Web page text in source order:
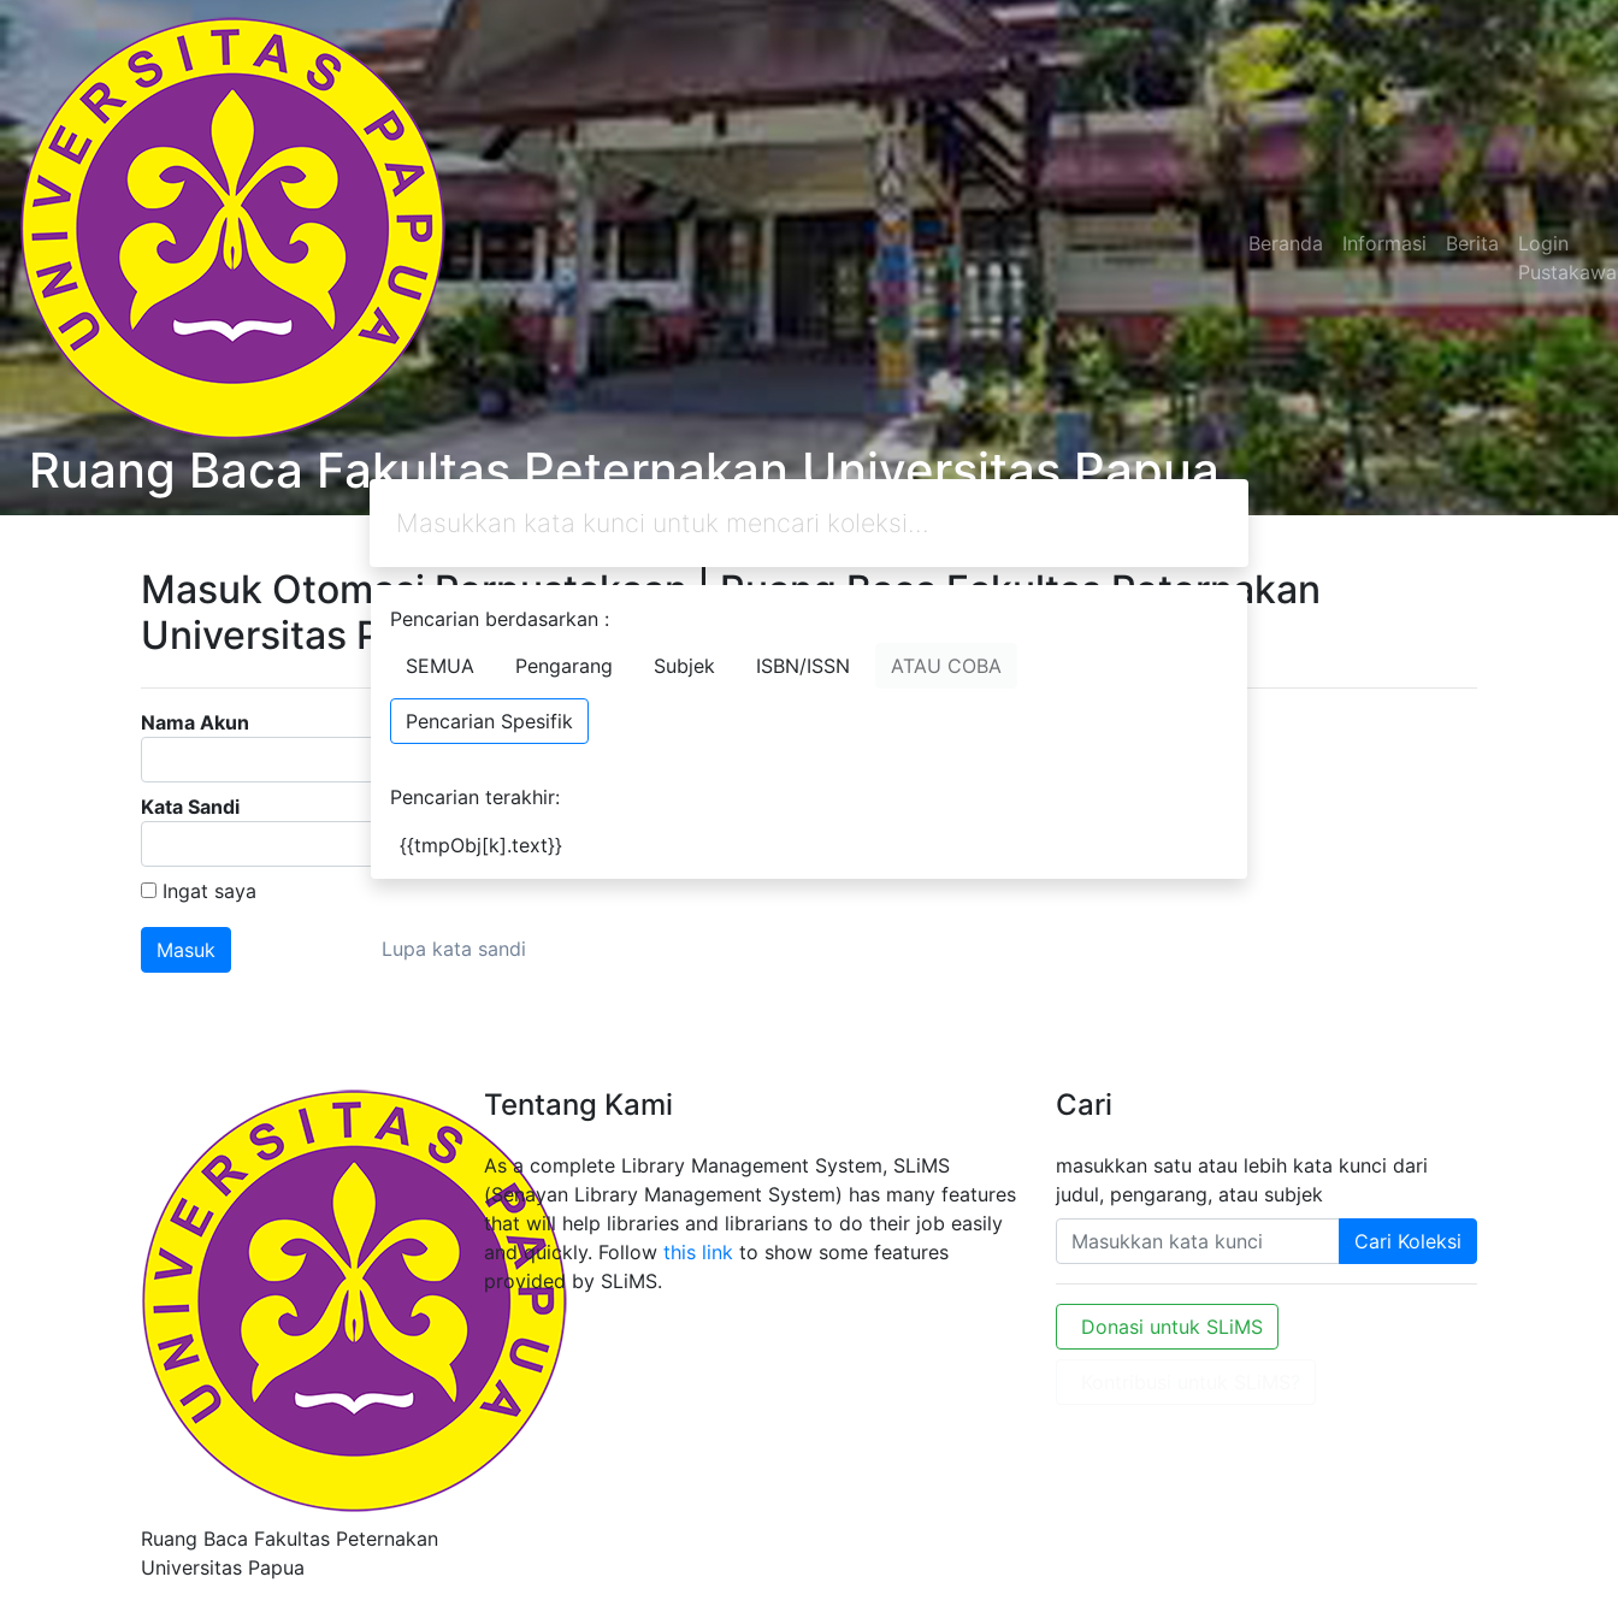
Ruang Baca Fakultas Peternakan Universitas Papua
Beranda Informasi Berita
Login
Pencarian berdasarkan :
SEMUA
Pengarang Subjek ISBN/ISSN ATAU COBA
Pencarian Spesifik
Pencarian terakhir:
{{tmpObj[k].text}}
Masuk Otomasi Perpustakaan | Ruang Baca Fakultas Peternakan
Universitas Papua
Nama Akun
Kata Sandi
Ingat saya
Lupa kata sandi
Ruang Baca Fakultas Peternakan
Universitas Papua
Tentang Kami
As a complete Library Management System, SLiMS
(Senayan Library Management System) has many features
that will help libraries and librarians to do their job easily
and quickly. Follow this link to show some features
provided by SLiMS.
Cari
masukkan satu atau lebih kata kunci dari
judul, pengarang, atau subjek
Cari Koleksi
Donasi untuk SLiMS